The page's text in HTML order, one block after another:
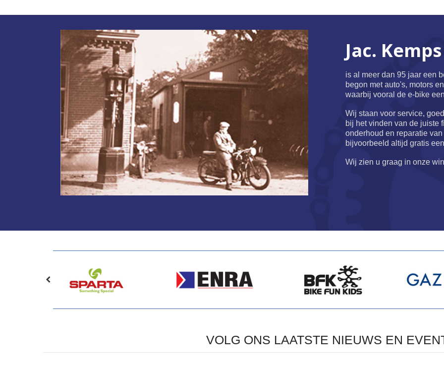
Jac.
is al meer dan 95 jaar een
begon met auto's, motors
waarbij vooral de e-bike
Wij staan voor service,
bij het vinden van de juiste
onderhoud en reparatie
bijvoorbeeld altijd gratis
Wij zien u graag in onze
VOLG ONS LAATSTE NIEUWS EN